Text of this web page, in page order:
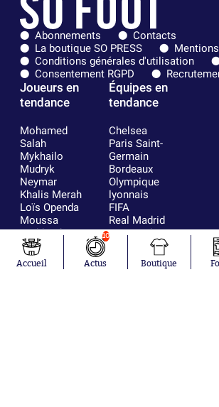
Abonnements
Contacts
La boutique SO PRESS
Conditions générales d'utilisation
Consentement RGPD
Joueurs en
tendance
Mohamed
Salah
Mykhailo
Mudryk
Neymar
Khalis Merah
Loïs Openda
Moussa
Niakhaté
Nicolás
Tagliafico
Pavel Šulc
Équipes en
tendance
Chelsea
Paris Saint-
Germain
Bordeaux
Olympique
lyonnais
FIFA
Real Madrid
RC Strasbourg
AC Milan
RC Lens
Accueil
10
Actus Boutique